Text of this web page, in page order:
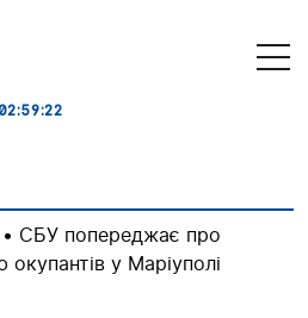
• СБУ попереджає про
у Маріуполі